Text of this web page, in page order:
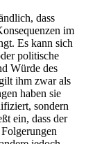
dass
im
Es kann sich
politische
Würde des
ihm zwar als
haben sie
sondern
ein, dass der